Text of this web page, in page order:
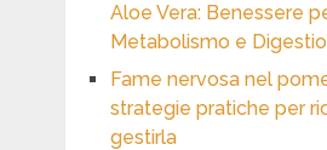
Aloe Vera: Benessere
Metabolismo e
Fame nervosa nel
strategie pratiche per
gestirla